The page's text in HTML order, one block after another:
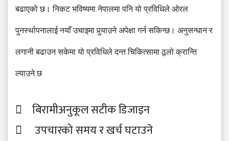
बढाएको छ। निकट भविष्यमा नेपालमा पनि यो प्रविधिले ओरल
पुनर्स्थापनालाई नयाँ उचाइमा पुर्याउने अपेक्षा गर्न सकिन्छ। अनुसन्धान र
लगानी बढाउन सकेमा यो प्रविधिले दन्त चिकित्सामा ठूलो क्रान्ति
ल्याउने छ
 बिरामीअनुकूल सटीक डिजाइन
 उपचारको समय र खर्च घटाउने